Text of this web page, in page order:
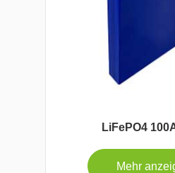
LiFePO4
Mehr